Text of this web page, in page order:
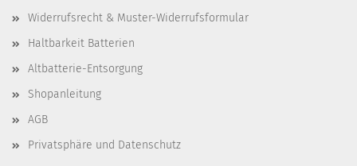
Widerrufsrecht & Muster-Widerrufsformular
Haltbarkeit Batterien
Altbatterie-Entsorgung
Shopanleitung
AGB
Privatsphäre und Datenschutz